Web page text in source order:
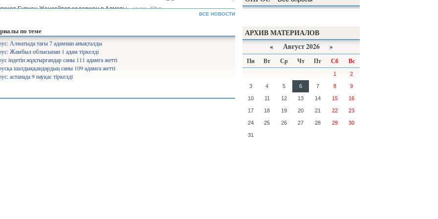
Бурхан Жансейтов задержан в Алматы... 13 290
на комуслуги изменятся в Казахстане... 12 630
Аймағамбетов балалардың қауіпсіздігін қамтамасыз...
мектеп». Ұлттық жоба арқылы 582 мектеп бой көтереді...
лицензиялауды күшейтеміз - министр...
ВСЕ НОВОСТИ
по теме
Алматыда тағы 7 адамнан анықталды
Жамбыл облысынан 1 адам тіркелді
індетін жұқтырғандар саны 111 адамға жетті
шалдыққандардың саны 109 адамға жетті
астанада 9 науқас тіркелді
АРХИВ МАТЕРИАЛОВ
«Август 2026 »
Пн Вт Ср Чт Пт Сб Вс
1 2
3 4 5 6 7 8 9
10 11 12 13 14 15 16
17 18 19 20 21 22 23
24 25 26 27 28 29 30
31